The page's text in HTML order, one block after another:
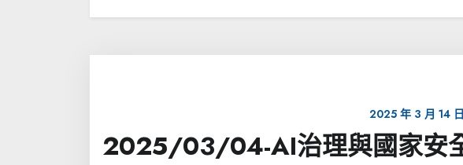
2025 年 3 月 14 日
2025/03/04-AI治理與國家安